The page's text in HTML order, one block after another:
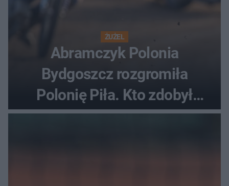
ŻUŻEL
Abramczyk Polonia
Bydgoszcz rozgromiła
Polonię Piła. Kto zdobył
najwięcej punktów?